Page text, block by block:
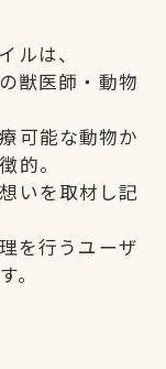
ルは、
獣医師・動物
可能な動物か
的。
いを取材し記
を行うユーザ
。